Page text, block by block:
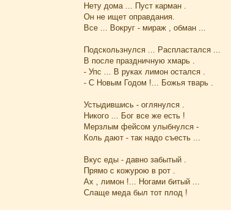
Нету дома ... Пуст карман .
Он не ищет оправдания.
Все ... Вокруг - мираж , обман ...
Подскользнулся ... Распластался ...
В после праздничную хмарь .
- Упс ... В руках лимон остался .
- С Новым Годом !... Божья тварь .
Устыдившись - оглянулся .
Никого ... Бог все же есть !
Мерзлым фейсом улыбнулся -
Коль дают - так надо съесть ...
Вкус еды - давно забытый .
Прямо с кожурою в рот .
Ах , лимон !... Ногами битый ...
Слаще меда был тот плод !